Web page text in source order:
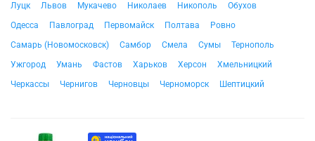
Луцк
Львов Мукачево Николаев Никополь
Обухов
Одесса
Павлоград Первомайск Полтава
Ровно
Самарь (Новомосковск)
Самбор Смела Сумы
Тернополь
Ужгород
Умань Фастов Харьков Херсон
Хмельницкий
Черкассы
Чернигов Черновцы Черноморск Шептицкий